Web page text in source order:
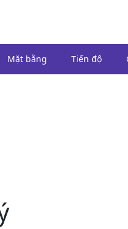
Mặt bằng Tiến độ